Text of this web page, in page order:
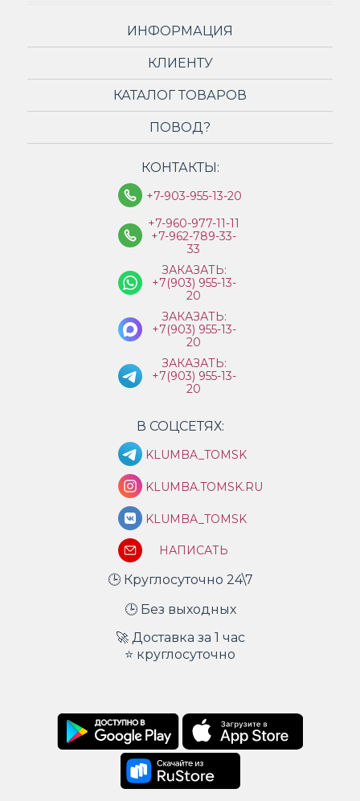
ИНФОРМАЦИЯ
КЛИЕНТУ
КАТАЛОГ ТОВАРОВ
ПОВОД?
КОНТАКТЫ:
+7-903-955-13-20
+7-960-977-11-11
+7-962-789-33-
33
ЗАКАЗАТЬ:
+7(903) 955-13-
20
ЗАКАЗАТЬ:
+7(903) 955-13-
20
ЗАКАЗАТЬ:
+7(903) 955-13-
20
В СОЦСЕТЯХ:
KLUMBA_TOMSK
KLUMBA.TOMSK.RU
KLUMBA_TOMSK
НАПИСАТЬ
🕒 Круглосуточно 24\7
🕒 Без выходных
🚀 Доставка за 1 час
⭐ круглосуточно